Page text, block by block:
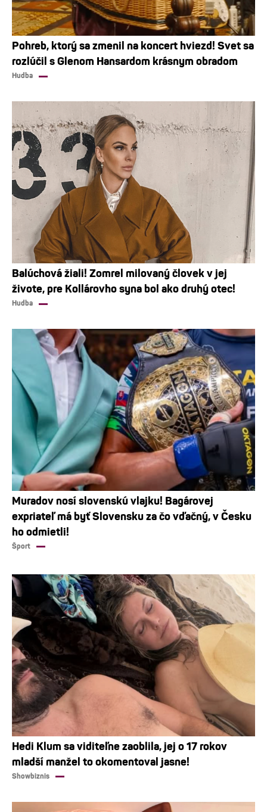
Pohreb, ktorý sa zmenil na koncert hviezd! Svet sa
rozlúčil s Glenom Hansardom krásnym obradom
Hudba
Balúchová žiali! Zomrel milovaný človek v jej
živote, pre Kollárovho syna bol ako druhý otec!
Hudba
Muradov nosí slovenskú vlajku! Bagárovej
expriateľ má byť Slovensku za čo vďačný, v Česku
ho odmietli!
Šport
Hedi Klum sa viditeľne zaoblila, jej o 17 rokov
mladší manžel to okomentoval jasne!
Showbiznis